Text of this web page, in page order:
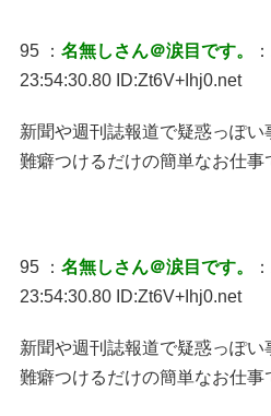
95 ： 名無しさん＠涙目です。
23:54:30.80 ID:Zt6V+Ihj0.net
新聞や週刊誌報道で疑惑っぽい
難癖つけるだけの簡単なお仕事
95 ： 名無しさん＠涙目です。
23:54:30.80 ID:Zt6V+Ihj0.net
新聞や週刊誌報道で疑惑っぽい
難癖つけるだけの簡単なお仕事